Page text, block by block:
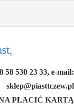
58 530 23 33, e-mail:
sklep@piasttczew.pl
PŁACIĆ KARTĄ